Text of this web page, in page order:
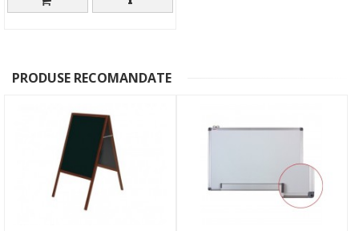
PRODUSE RECOMANDATE